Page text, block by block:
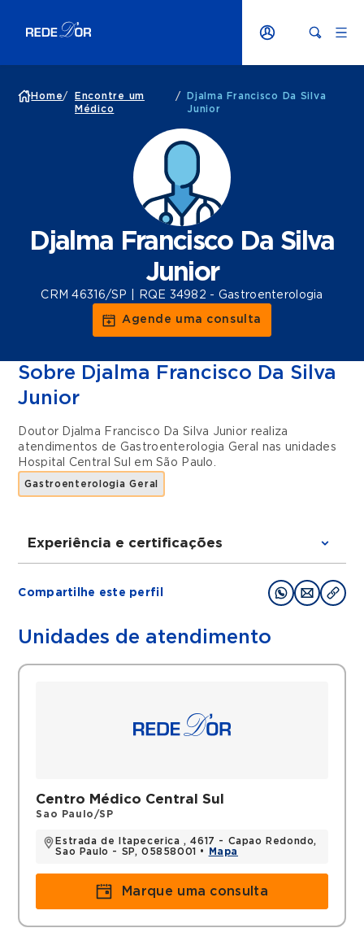
Home/
Encontre um
Médico
/
Djalma Francisco Da Silva
Junior
Djalma Francisco Da Silva
Junior
CRM 46316/SP | RQE 34982 - Gastroenterologia
Agende uma consulta
Sobre Djalma Francisco Da Silva
Junior
Doutor Djalma Francisco Da Silva Junior realiza
atendimentos de Gastroenterologia Geral
nas unidades
Hospital Central Sul
emSão Paulo.
Gastroenterologia Geral
Experiência e certificações
Título Especialista Gastroenterologia
Compartilhe este perfil
Unidades de atendimento
Centro Médico Central Sul
Sao Paulo/SP
Estrada de Itapecerica , 4617 - Capao Redondo,
Sao Paulo - SP, 05858001 •
Mapa
Marque uma consulta